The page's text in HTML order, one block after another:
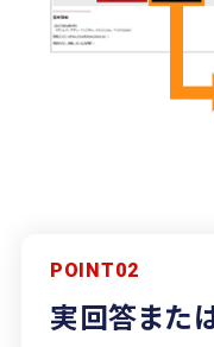
POINT02
実回答また